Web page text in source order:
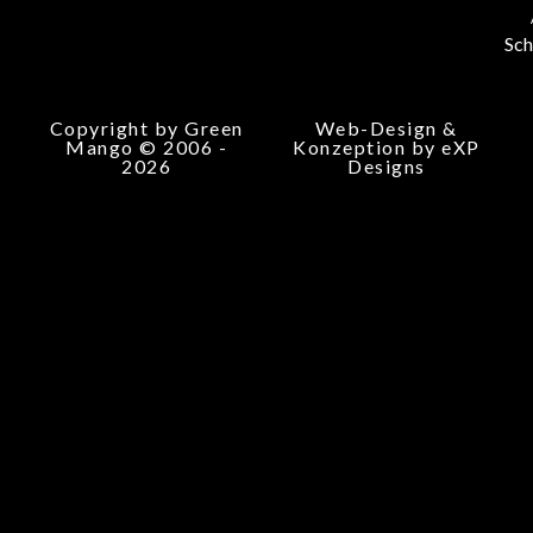
Copyright by Green
Mango © 2006 -
2026
Web-Design &
Konzeption by eXP
Designs